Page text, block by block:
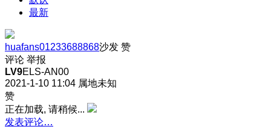
最新
huafans01233688868沙发 赞
评论 举报
LV9ELS-AN00
2021-1-10 11:04 属地未知
赞
正在加载, 请稍候...
发表评论…